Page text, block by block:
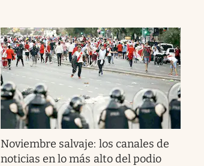
Noviembre salvaje: los canales de
noticias en lo más alto del podio